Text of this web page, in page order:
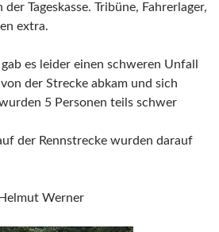
Tageskasse. Tribüne, Fahrerlager,
extra.
es leider einen schweren Unfall
der Strecke abkam und sich
5 Personen teils schwer
der Rennstrecke wurden darauf
Werner